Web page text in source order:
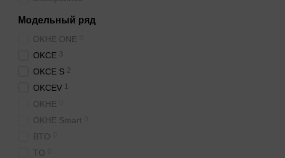
Модельный ряд
OKHE ONE
OKCE 3
OKCE S 2
OKCEV 1
OKHE
OKHE Smart
BTO
TO